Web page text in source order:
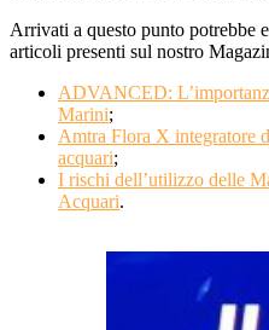
Arrivati a questo punto potrebbe
articoli presenti sul nostro
ADVANCED:
Marini;
Amtra Flora X integratore
acquari;
I rischi dell’utilizzo delle
Acquari.